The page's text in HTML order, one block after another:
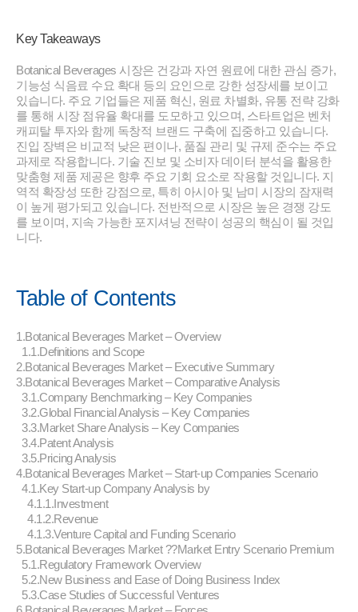
Key Takeaways
Botanical Beverages 시장은 건강과 자연 원료에 대한 관심 증가,
기능성 식음료 수요 확대 등의 요인으로 강한 성장세를 보이고
있습니다. 주요 기업들은 제품 혁신, 원료 차별화, 유통 전략 강화
를 통해 시장 점유율 확대를 도모하고 있으며, 스타트업은 벤처
캐피탈 투자와 함께 독창적 브랜드 구축에 집중하고 있습니다.
진입 장벽은 비교적 낮은 편이나, 품질 관리 및 규제 준수는 주요
과제로 작용합니다. 기술 진보 및 소비자 데이터 분석을 활용한
맞춤형 제품 제공은 향후 주요 기회 요소로 작용할 것입니다. 지
역적 확장성 또한 강점으로, 특히 아시아 및 남미 시장의 잠재력
이 높게 평가되고 있습니다. 전반적으로 시장은 높은 경쟁 강도
를 보이며, 지속 가능한 포지셔닝 전략이 성공의 핵심이 될 것입
니다.
Table of Contents
1.Botanical Beverages Market – Overview
1.1.Definitions and Scope
2.Botanical Beverages Market – Executive Summary
3.Botanical Beverages Market – Comparative Analysis
3.1.Company Benchmarking – Key Companies
3.2.Global Financial Analysis – Key Companies
3.3.Market Share Analysis – Key Companies
3.4.Patent Analysis
3.5.Pricing Analysis
4.Botanical Beverages Market – Start-up Companies Scenario
4.1.Key Start-up Company Analysis by
4.1.1.Investment
4.1.2.Revenue
4.1.3.Venture Capital and Funding Scenario
5.Botanical Beverages Market ??Market Entry Scenario Premium
5.1.Regulatory Framework Overview
5.2.New Business and Ease of Doing Business Index
5.3.Case Studies of Successful Ventures